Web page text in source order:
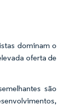
dominam o
oferta de
são